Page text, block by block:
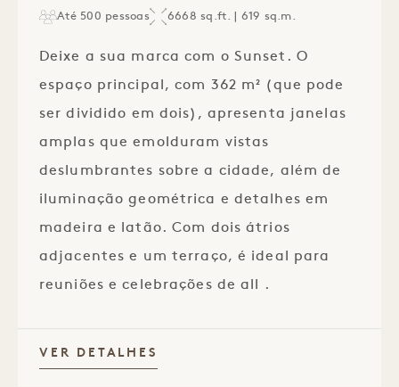
Até 500 pessoas 6668 sq.ft. | 619 sq.m.
Deixe a sua marca com o Sunset. O
espaço principal, com 362 m² (que pode
ser dividido em dois), apresenta janelas
amplas que emolduram vistas
deslumbrantes sobre a cidade, além de
iluminação geométrica e detalhes em
madeira e latão. Com dois átrios
adjacentes e um terraço, é ideal para
reuniões e celebrações de all .
VER DETALHES